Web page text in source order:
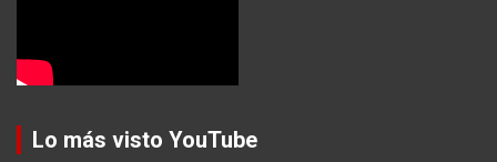
Lo más visto YouTube